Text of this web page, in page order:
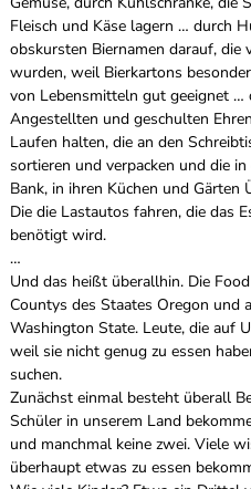
Fleisch und Käse lagern … durch
obskursten Biernamen darauf, die
wurden, weil Bierkartons
von Lebensmitteln gut geeignet …
Angestellten und geschulten
Laufen halten, die an den
sortieren und verpacken und die
Bank, in ihren Küchen und
Die die Lastautos fahren, die das
benötigt wird.
…
Und das heißt überallhin. Die
Countys des Staates Oregon und
Washington State. Leute, die auf
weil sie nicht genug zu essen
suchen.
Zunächst einmal besteht überall
Schüler in unserem Land
und manchmal keine zwei. Viele
überhaupt etwas zu essen